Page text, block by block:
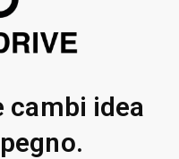
cambi idea